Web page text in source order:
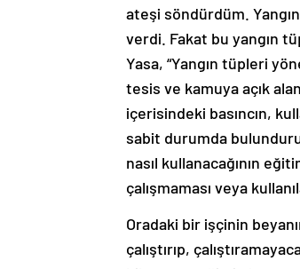
ateşi söndürdüm.
verdi. Fakat bu yangın
Yasa, “Yangın tüpleri
tesis ve kamuya açık
içerisindeki basıncın,
sabit durumda
nasıl kullanacağının
çalışmaması veya
Oradaki bir işçinin
çalıştırıp,